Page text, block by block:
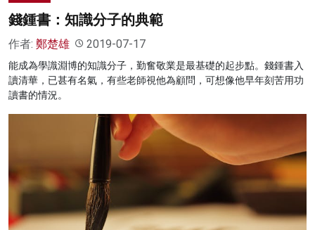
錢鍾書：知識分子的典範
作者: 鄭楚雄 2019-07-17
能成為學識淵博的知識分子，勤奮敬業是最基礎的起步點。錢鍾書入
讀清華，已甚有名氣，有些老師視他為顧問，可想像他早年刻苦用功
讀書的情況。